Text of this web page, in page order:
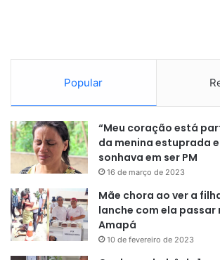
Popular
“Meu coração está
da menina estuprada
sonhava em ser PM
16 de março de 2023
Mãe chora ao ver a
lanche com ela passar
Amapá
10 de fevereiro de 2023